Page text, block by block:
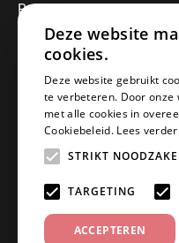
Registreren
Mijn bestellingen
Informatie
Over ons
Algemene voorwaarden
Disclaimer
Privacy Policy
Betaalmethoden
Retourneren
Klantenservice
Offerte aanvragen
Deze website
cookies.
Deze website gebruikt
te verbeteren. Door onze
met alle cookies in
Cookiebeleid. Lees verder
STRIKT
TARGETING
ACCEPTEREN